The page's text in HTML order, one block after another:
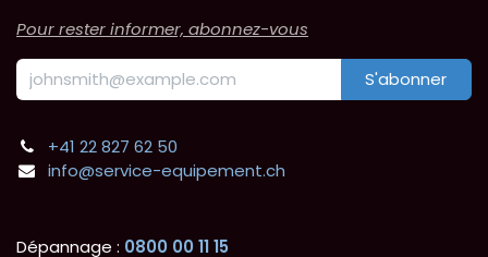
Pour rester informer, abonnez-vous
S'abonner
+41 22 827 62 50
info@service-equipement.ch
Dépannage : 0800 00 11 15